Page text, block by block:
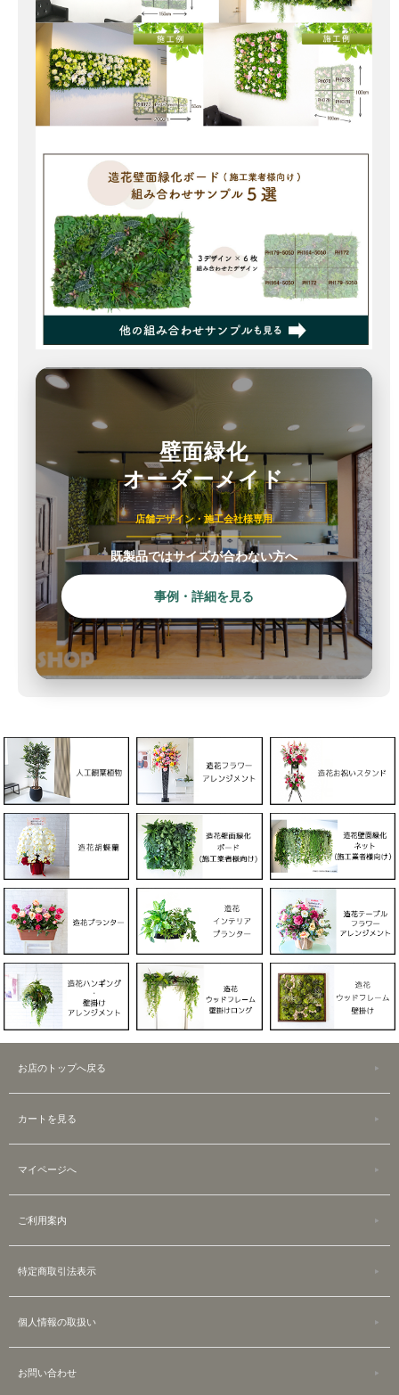
壁面緑化
オーダーメイド
店舗デザイン・施工会社様専用
既製品ではサイズが合わない方へ
事例・詳細を見る
お店のトップへ戻る
カートを見る
マイページへ
ご利用案内
特定商取引法表示
個人情報の取扱い
お問い合わせ